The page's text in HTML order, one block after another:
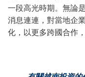
一段高光時期。無論
消息連連，對當地企
化，以更多跨國合作